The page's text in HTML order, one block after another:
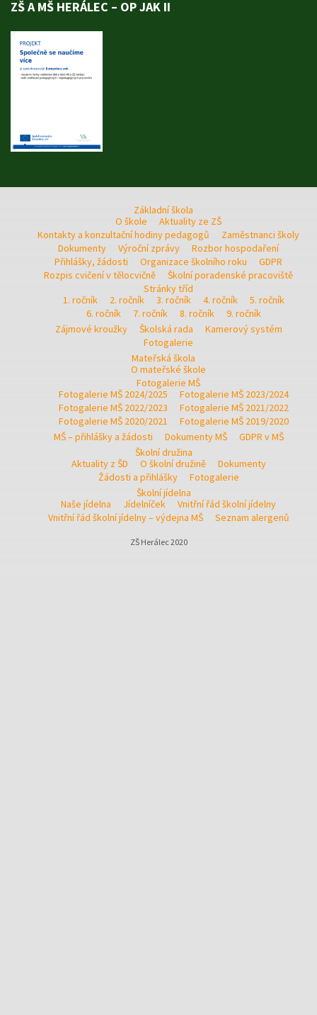
ZŠ A MŠ HERÁLEC – OP JAK II
Základní škola
O škole
Aktuality ze ZŠ
Kontakty a konzultační hodiny pedagogů
Zaměstnanci školy
Dokumenty
Výroční zprávy
Rozbor hospodaření
Přihlášky, žádosti
Organizace školního roku
GDPR
Rozpis cvičení v tělocvičně
Školní poradenské pracoviště
Stránky tříd
1. ročník
2. ročník 3. ročník 4. ročník
5. ročník
6. ročník
7. ročník 8. ročník
9. ročník
Zájmové kroužky
Školská rada
Kamerový systém
Fotogalerie
Mateřská škola
O mateřské škole
Fotogalerie MŠ
Fotogalerie MŠ 2024/2025
Fotogalerie MŠ 2023/2024
Fotogalerie MŠ 2022/2023
Fotogalerie MŠ 2021/2022
Fotogalerie MŠ 2020/2021
Fotogalerie MŠ 2019/2020
MŠ – přihlášky a žádosti
Dokumenty MŠ
GDPR v MŠ
Školní družina
Aktuality z ŠD
O školní družině
Dokumenty
Žádosti a přihlášky
Fotogalerie
Školní jídelna
Naše jídelna
Jídelníček
Vnitřní řád školní jídelny
Vnitřní řád školní jídelny – výdejna MŠ
Seznam alergenů
ZŠ Herálec 2020